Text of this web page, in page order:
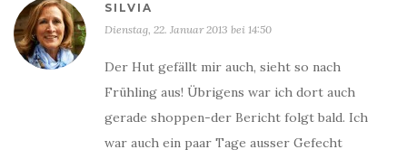
SILVIA
Dienstag, 22. Januar 2013 bei 14:50
Der Hut gefällt mir auch, sieht so nach
Frühling aus! Übrigens war ich dort auch
gerade shoppen-der Bericht folgt bald. Ich
war auch ein paar Tage ausser Gefecht